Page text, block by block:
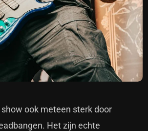
ook meteen sterk door
Het zijn echte